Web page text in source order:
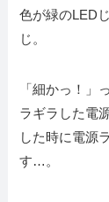
色が緑のLED
じ。
「細かっ！」
ラギラした電
した時に電源
す…。